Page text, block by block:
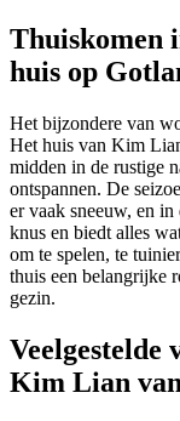
Thuiskomen
huis op
Het bijzondere van
Het huis van Kim
midden in de rustige
ontspannen. De
er vaak sneeuw, en
knus en biedt alles
om te spelen, te
thuis een belangrijke
gezin.
Veelgestelde
Kim Lian